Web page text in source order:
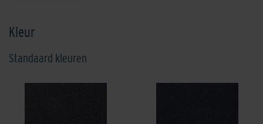
Kleur
Standaard kleuren